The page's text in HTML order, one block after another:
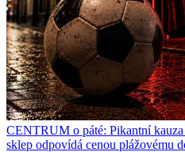
CENTRUM o páté: Pikantní
sklep odpovídá cenou plážovému